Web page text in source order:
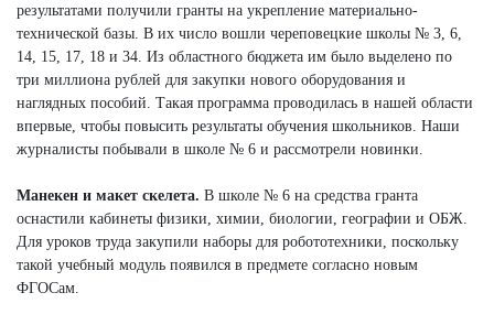
результатами получили гранты на укрепление материально-
технической базы. В их число вошли череповецкие школы № 3, 6,
14, 15, 17, 18 и 34. Из областного бюджета им было выделено по
три миллиона рублей для закупки нового оборудования и
наглядных пособий. Такая программа проводилась в нашей области
впервые, чтобы повысить результаты обучения школьников. Наши
журналисты побывали в школе № 6 и рассмотрели новинки.
Манекен и макет скелета. В школе № 6 на средства гранта
оснастили кабинеты физики, химии, биологии, географии и ОБЖ.
Для уроков труда закупили наборы для робототехники, поскольку
такой учебный модуль появился в предмете согласно новым
ФГОСам.